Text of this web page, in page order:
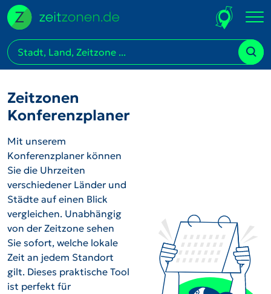
Zeitzonen
Konferenzplaner
Mit unserem
Konferenzplaner können
Sie die Uhrzeiten
verschiedener Länder und
Städte auf einen Blick
vergleichen. Unabhängig
von der Zeitzone sehen
Sie sofort, welche lokale
Zeit an jedem Standort
gilt. Dieses praktische Tool
ist perfekt für